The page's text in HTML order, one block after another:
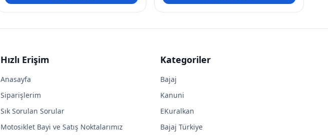
Hızlı Erişim
Anasayfa
Siparişlerim
Sık Sorulan Sorular
Motosiklet Bayi ve Satış Noktalarımız
Kategoriler
Bajaj
Kanuni
EKuralkan
Bajaj Türkiye